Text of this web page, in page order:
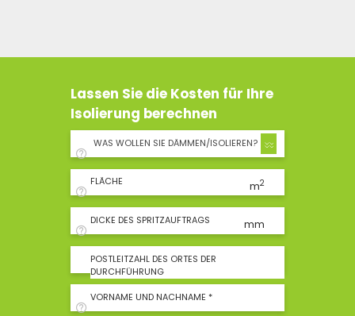
Lassen Sie die Kosten für Ihre
Isolierung berechnen
WAS WOLLEN SIE DÄMMEN/ISOLIEREN?
FLÄCHE m2
DICKE DES SPRITZAUFTRAGS mm
POSTLEITZAHL DES ORTES DER
DURCHFÜHRUNG
VORNAME UND NACHNAME *